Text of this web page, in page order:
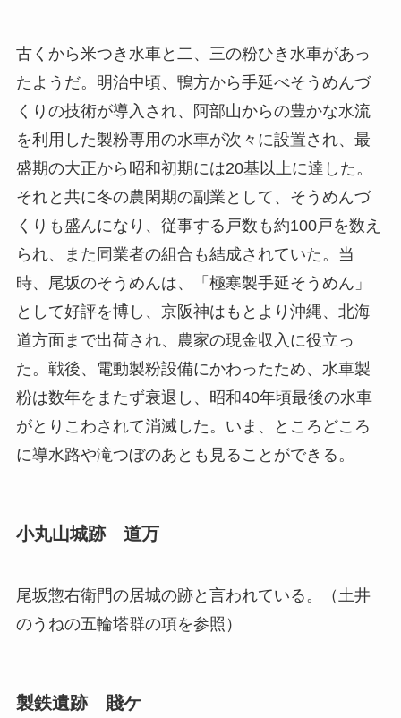
古くから米つき水車と二、三の粉ひき水車があっ
たようだ。明治中頃、鴨方から手延べそうめんづ
くりの技術が導入され、阿部山からの豊かな水流
を利用した製粉専用の水車が次々に設置され、最
盛期の大正から昭和初期には20基以上に達した。
それと共に冬の農閑期の副業として、そうめんづ
くりも盛んになり、従事する戸数も約100戸を数え
られ、また同業者の組合も結成されていた。当
時、尾坂のそうめんは、「極寒製手延そうめん」
として好評を博し、京阪神はもとより沖縄、北海
道方面まで出荷され、農家の現金収入に役立っ
た。戦後、電動製粉設備にかわったため、水車製
粉は数年をまたず衰退し、昭和40年頃最後の水車
がとりこわされて消滅した。いま、ところどころ
に導水路や滝つぼのあとも見ることができる。
小丸山城跡 道万
尾坂惣右衛門の居城の跡と言われている。（土井
のうねの五輪塔群の項を参照）
製鉄遺跡 賤ケ